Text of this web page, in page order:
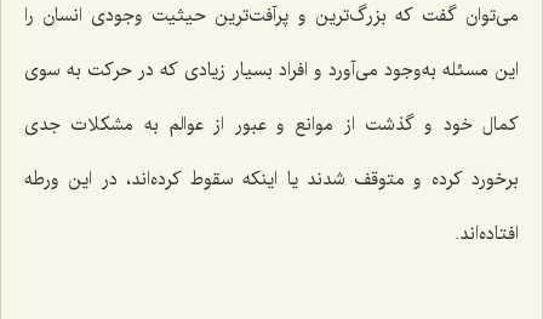
می‌توان گفت كه بزرگ‌ترین و پرآفت‌ترین حیثیت وجودی انسان را
این مسئله به‌وجود می‌آورد و افراد بسیار زیادی كه در حركت به سوی
كمال خود و گذشت از موانع و عبور از عوالم به مشكلات جدی
برخورد كرده و متوقف شدند یا اینكه سقوط كرده‌اند، در این ورطه
افتاده‌اند.